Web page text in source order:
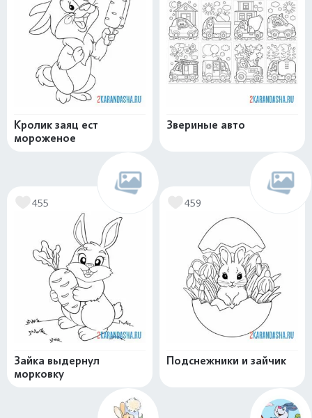
Кролик заяц ест
мороженое
Звериные авто
455
Зайка выдернул
морковку
459
Подснежники и зайчик